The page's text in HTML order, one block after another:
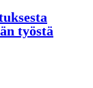
työstä